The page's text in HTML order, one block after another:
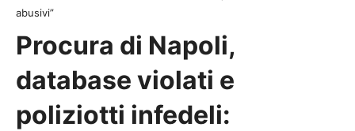
abusivi”
Procura di Napoli,
database violati e
poliziotti infedeli: